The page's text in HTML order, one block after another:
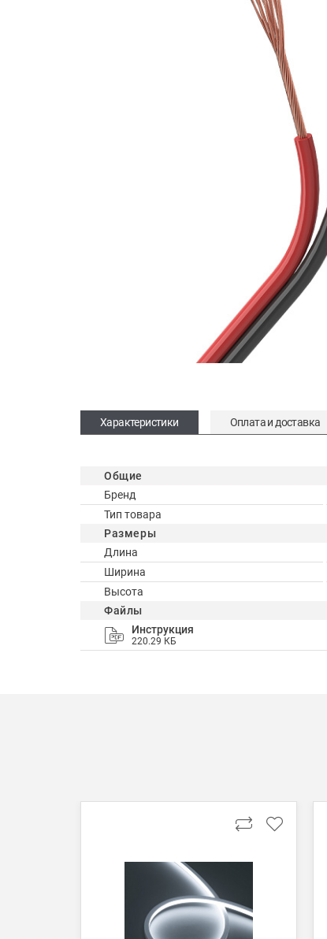
Характеристики Оплата и доставка
Общие
Бренд
Тип товара
Размеры
Длина
Ширина
Высота
Файлы
Инструкция
220.29 КБ
ВНИМАНИЕ! Оплата при получении
Безналичная оплата по счету
Вы можете оплатить заказ по